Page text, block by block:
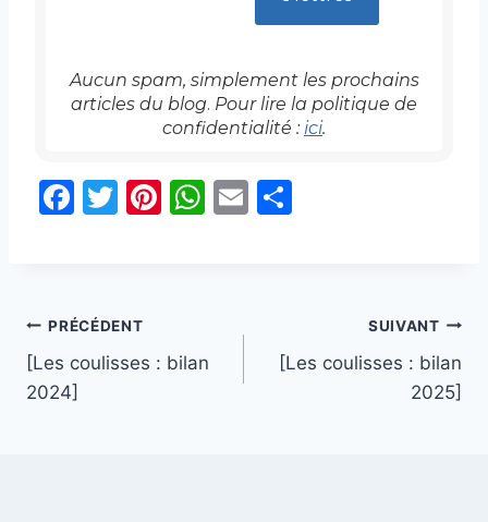
Aucun spam, simplement les prochains
articles du blog. Pour lire la politique de
confidentialité : ici.
F
b
o
o
T
Pi W
p
E
Navigation
de
PRÉCÉDENT
[Les coulisses : bilan
2024]
SUIVANT
[Les coulisses : bilan
2025]